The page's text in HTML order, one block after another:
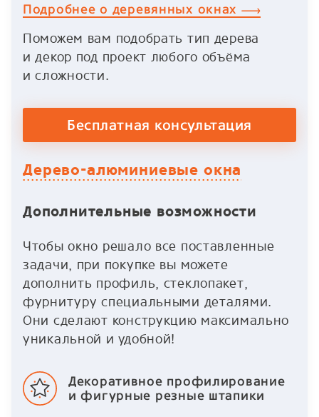
Подробнее о деревянных окнах
Поможем вам подобрать тип дерева
и декор под проект любого объёма
и сложности.
Бесплатная консультация
Дерево-алюминиевые окна
Дополнительные возможности
Чтобы окно решало все поставленные
задачи, при покупке вы можете
дополнить профиль, стеклопакет,
фурнитуру специальными деталями.
Они сделают конструкцию максимально
уникальной и удобной!
Декоративное профилирование
и фигурные резные штапики